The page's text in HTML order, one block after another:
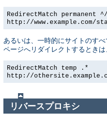
RedirectMatch permanent
http://www.example.com/
あるいは、一時的にサイトのす
ページへリダイレクトするとき
RedirectMatch temp .*
http://
リバースプロキシ